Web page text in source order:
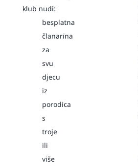
klub nudi:
besplatna
članarina
za
svu
djecu
iz
porodica
s
troje
ili
više